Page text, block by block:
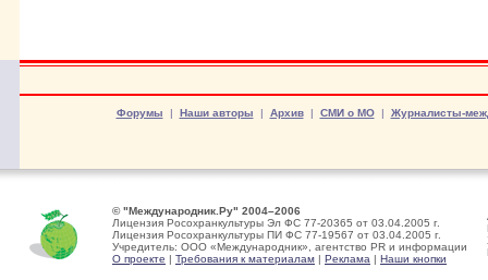
Форумы | Наши авторы | Архив| СМИ о МО| Журналисты-
© "Международник.Ру" 2004–2006
Лицензия Росохранкультуры Эл ФС 77-20365 от 03.04.2005 г.
Лицензия Росохранкультуры ПИ ФС 77-19567 от 03.04.2005 г.
Учредитель: ООО «Международник», агентство PR и информации
О проекте | Требования к материалам | Реклама | Наши кнопки